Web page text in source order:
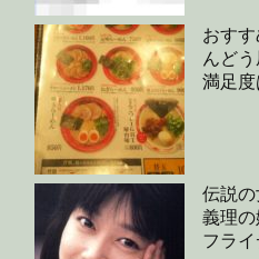
おす
んど
満足度
伝説
義理
フラ